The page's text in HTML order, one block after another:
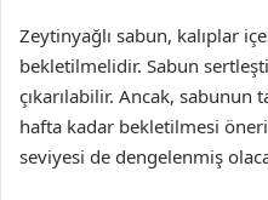
Zeytinyağlı sabun, kalıplar
bekletilmelidir. Sabun
çıkarılabilir. Ancak, sabunun
hafta kadar bekletilmesi
seviyesi de dengelenmiş